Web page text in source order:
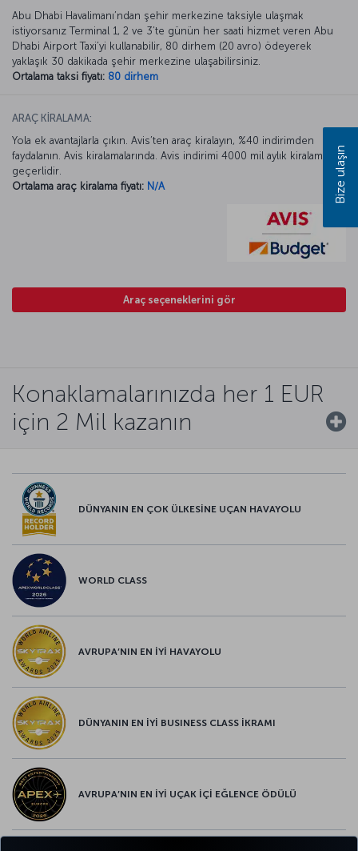
Abu Dhabi Havalimanı’ndan şehir merkezine taksiyle ulaşmak
istiyorsanız Terminal 1, 2 ve 3’te günün her saati hizmet veren Abu
Dhabi Airport Taxi’yi kullanabilir, 80 dirhem (20 avro) ödeyerek
yaklaşık 30 dakikada şehir merkezine ulaşabilirsiniz.
Ortalama taksi fiyatı: 80 dirhem
ARAÇ KİRALAMA:
Yola ek avantajlarla çıkın. Avis’ten araç kiralayın, %40 indirimden
faydalanın. Avis kiralamalarında. Avis indirimi 4000 mil aylık kiralamada
geçerlidir.
Ortalama araç kiralama fiyatı: N/A
Araç seçeneklerini gör
Konaklamalarınızda her 1 EUR
için 2 Mil kazanın
DÜNYANIN EN ÇOK ÜLKESİNE UÇAN HAVAYOLU
WORLD CLASS
AVRUPA’NIN EN İYİ HAVAYOLU
DÜNYANIN EN İYİ BUSINESS CLASS İKRAMI
AVRUPA’NIN EN İYİ UÇAK İÇİ EĞLENCE ÖDÜLÜ
Bize ulaşın